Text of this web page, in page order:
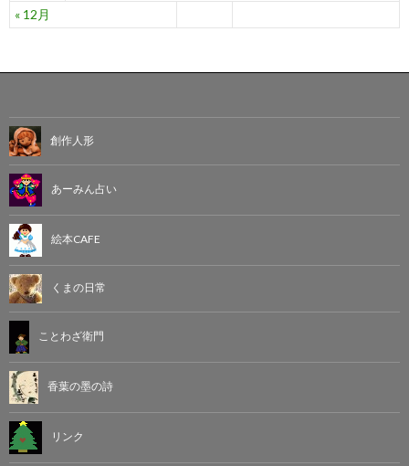
« 12月
創作人形
あーみん占い
絵本CAFE
くまの日常
ことわざ衛門
香葉の墨の詩
リンク